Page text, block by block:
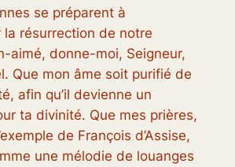
se préparent à
la résurrection de notre
aimé, donne-moi, Seigneur,
Que mon âme soit purifié de
afin qu’il devienne un
ta divinité. Que mes prières,
de François d’Assise,
une mélodie de louanges